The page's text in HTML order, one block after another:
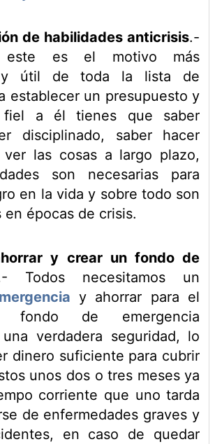
de habilidades anticrisis.-
este es el motivo más
y útil de toda la lista de
establecer un presupuesto y
fiel a él tienes que saber
disciplinado, saber hacer
las cosas a largo plazo,
son necesarias para
en la vida y sobre todo son
en épocas de crisis.
y crear un fondo de
Todos necesitamos un
y ahorrar para el
de emergencia
verdadera seguridad, lo
dinero suficiente para cubrir
unos dos o tres meses ya
corriente que uno tarda
de enfermedades graves y
en caso de quedar